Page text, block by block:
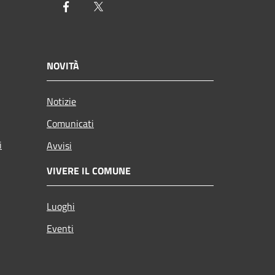
Facebook
NOVITÀ
Notizie
Comunicati
Avvisi
VIVERE IL COMUNE
Luoghi
Eventi